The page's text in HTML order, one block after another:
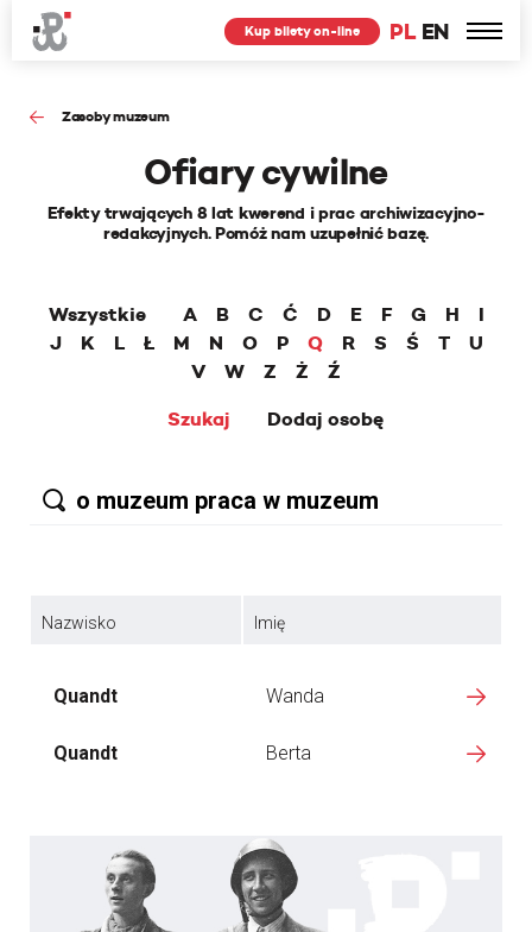
PL EN
Kup bilety on-line
Zasoby muzeum
Ofiary cywilne
Efekty trwających 8 lat kwerend i prac archiwizacyjno-
redakcyjnych. Pomóż nam uzupełnić bazę.
Wszystkie A B C Ć D E F G H
I
J
K L Ł M N O P Q R S Ś T
U
V
W Z Ż
Ź
Szukaj
Dodaj osobę
Nazwisko Imię
Quandt Wanda
Quandt Berta